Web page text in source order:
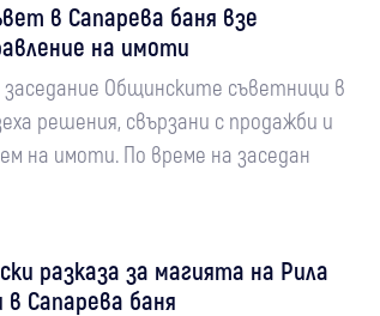
в Сапарева баня взе
на имоти
Общинските съветници в
решения, свързани с продажби и
на имоти. По време на заседан
разказа за магията на Рила
Сапарева баня